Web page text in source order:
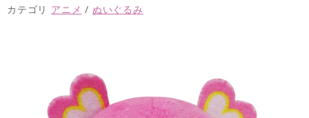
カテゴリ アニメ / ぬいぐるみ